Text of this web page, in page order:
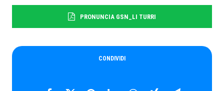
PRONUNCIA GSN_LI TURRI
CONDIVIDI